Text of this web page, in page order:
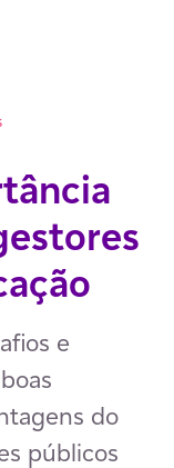
e
do
públicos